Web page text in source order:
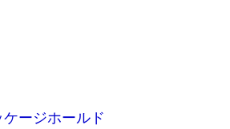
ージホールド